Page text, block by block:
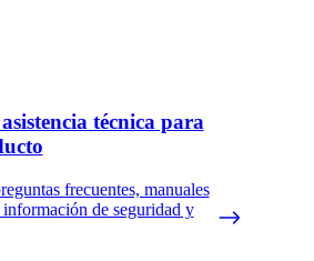
técnica para
frecuentes, manuales
de seguridad y